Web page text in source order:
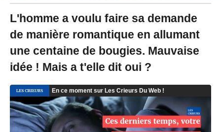
-
M
j
u
l
e
2
/
L'homme a voulu faire sa demande
de manière romantique en allumant
une centaine de bougies. Mauvaise
idée ! Mais a t'elle dit oui ?